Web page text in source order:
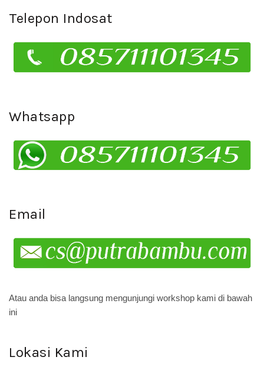
Telepon Indosat
Whatsapp
Email
Atau anda bisa langsung mengunjungi workshop kami di bawah
ini
Lokasi Kami